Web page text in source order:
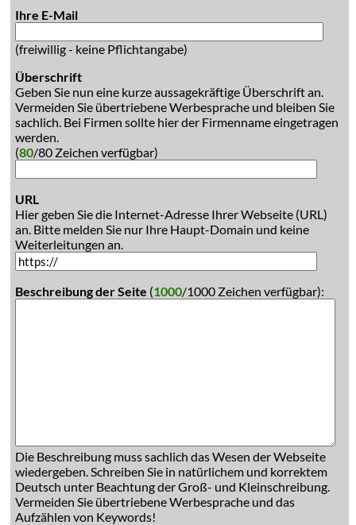
Ihre E-Mail
(freiwillig - keine Pflichtangabe)
Überschrift
Geben Sie nun eine kurze aussagekräftige Überschrift an.
Vermeiden Sie übertriebene Werbesprache und bleiben Sie
sachlich. Bei Firmen sollte hier der Firmenname eingetragen
werden.
(80/80 Zeichen verfügbar)
URL
Hier geben Sie die Internet-Adresse Ihrer Webseite (URL)
an. Bitte melden Sie nur Ihre Haupt-Domain und keine
Weiterleitungen an.
Beschreibung der Seite (1000/1000 Zeichen verfügbar):
Die Beschreibung muss sachlich das Wesen der Webseite
wiedergeben. Schreiben Sie in natürlichem und korrektem
Deutsch unter Beachtung der Groß- und Kleinschreibung.
Vermeiden Sie übertriebene Werbesprache und das
Aufzählen von Keywords!